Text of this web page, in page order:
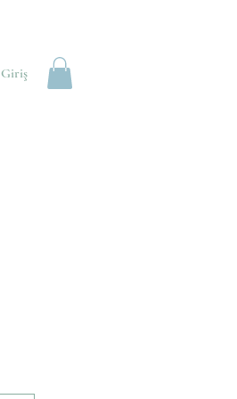
Giriş